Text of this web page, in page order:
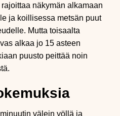
näkymän alkamaan
ja koillisessa metsän puut
Mutta toisaalta
alkaa jo 15 asteen
puusto peittää noin
välein yöllä ja